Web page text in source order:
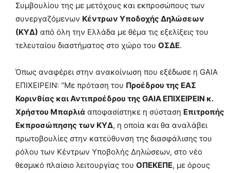
Συμβουλίου της με μετόχους και εκπροσώπους των
συνεργαζόμενων Κέντρων Υποδοχής Δηλώσεων
(ΚΥΔ) από όλη την Ελλάδα με θέμα τις εξελίξεις του
τελευταίου διαστήματος στο χώρο του ΟΣΔΕ.
Όπως αναφέρει στην ανακοίνωση που εξέδωσε η GAIA
ΕΠΙΧΕΙΡΕΙΝ: “Με πρόταση του Προέδρου της ΕΑΣ
Κορινθίας και Αντιπροέδρου της GAIA ΕΠΙΧΕΙΡΕΙΝ κ.
Χρήστου Μπαρλιά αποφασίστηκε η σύσταση Επιτροπής
Εκπροσώπησης των ΚΥΔ, η οποία και θα αναλάβει
πρωτοβουλίες στην κατεύθυνση της διασφάλισης του
ρόλου των Κέντρων Υποβολής Δηλώσεων, στο νέο
θεσμικό πλαίσιο λειτουργίας του ΟΠΕΚΕΠΕ, με όρους